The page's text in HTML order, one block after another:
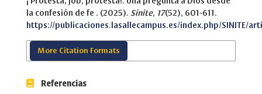
la confesión de fe . (2025). Sinite, 17(52), 601-611.
https://publicaciones.lasallecampus.es/index.php/SINITE/
More Citation Formats
Referencias